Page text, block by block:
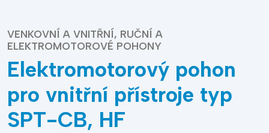
VENKOVNÍ A VNITŘNÍ, RUČNÍ A
ELEKTROMOTOROVÉ POHONY
Elektromotorový pohon
pro vnitřní přístroje typ
SPT-CB, HF